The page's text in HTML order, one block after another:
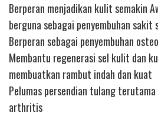
Berperan menjadikan kulit semakin
berguna sebagai penyembuhan sakit
Berperan sebagai penyembuhan
Membantu regenerasi sel kulit dan
membuatkan rambut indah dan kuat
Pelumas persendian tulang
arthritis